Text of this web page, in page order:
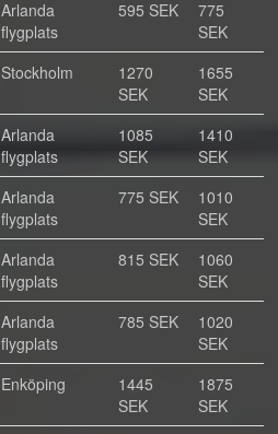
Arlanda
flygplats
595 SEK
775
SEK
Stockholm
1270
SEK
1655
SEK
Arlanda
flygplats
1085
SEK
1410
SEK
Arlanda
flygplats
775 SEK
1010
SEK
Arlanda
flygplats
815 SEK
1060
SEK
Arlanda
flygplats
785 SEK
1020
SEK
Enköping
1445
SEK
1875
SEK